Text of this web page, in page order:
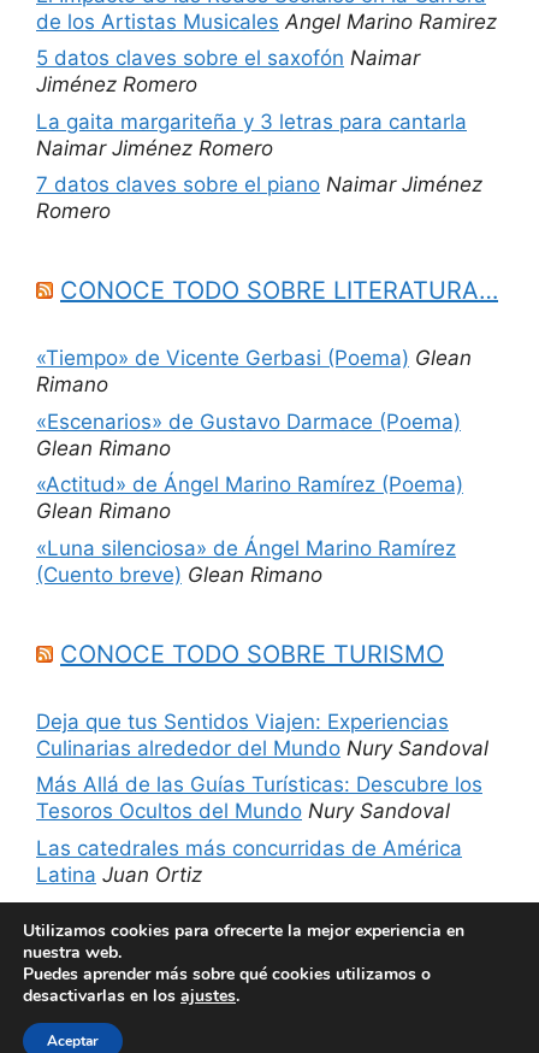
de los Artistas Musicales Angel Marino Ramirez
5 datos claves sobre el saxofón Naimar
Jiménez Romero
La gaita margariteña y 3 letras para cantarla
Naimar Jiménez Romero
7 datos claves sobre el piano Naimar Jiménez
Romero
CONOCE TODO SOBRE LITERATURA…
«Tiempo» de Vicente Gerbasi (Poema) Glean
Rimano
«Escenarios» de Gustavo Darmace (Poema)
Glean Rimano
«Actitud» de Ángel Marino Ramírez (Poema)
Glean Rimano
«Luna silenciosa» de Ángel Marino Ramírez
(Cuento breve) Glean Rimano
CONOCE TODO SOBRE TURISMO
Deja que tus Sentidos Viajen: Experiencias
Culinarias alrededor del Mundo Nury Sandoval
Más Allá de las Guías Turísticas: Descubre los
Tesoros Ocultos del Mundo Nury Sandoval
Las catedrales más concurridas de América
Latina Juan Ortiz
Unidos Nury Sandoval
© 2026 Películas más libros
Utilizamos cookies para ofrecerte la mejor experiencia en
nuestra web.
Puedes aprender más sobre qué cookies utilizamos o
desactivarlas en los ajustes.
Aceptar